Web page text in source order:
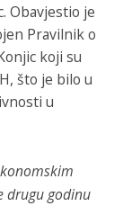
Obavjestio je
Pravilnik o
koji su
što je bilo u
u
drugu godinu